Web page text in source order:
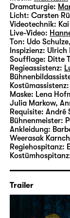
Dramaturgie:
Licht: Carsten
Videotechnik:
Live-Video:
Ton: Udo
Inspizienz: Ulrich
Soufflage: Ditte
Regieassistenz:
Kostümassistenz:
Maske: Lena
Julia Markow,
Requisite: André
Bühnenmeister:
Ankleidung:
Weerasak
Regiehospitanz:
Trailer